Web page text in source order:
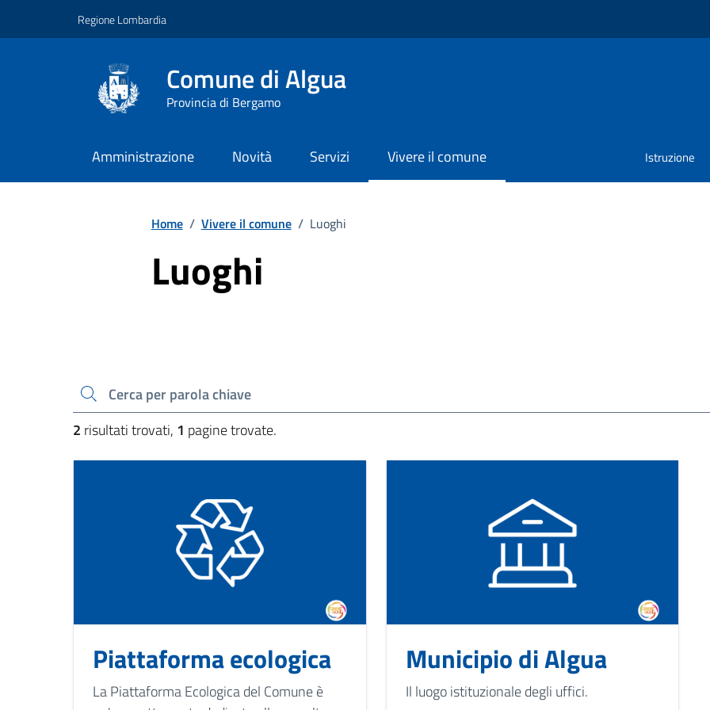
Regione Lombardia
Comune di Algua
Provincia di Bergamo
Amministrazione Novità Servizi Vivere il comune Istruzione
Home / Vivere il comune / Luoghi
Luoghi
Cerca una parola chiave
2 risultati trovati, 1 pagine trovate.
Piattaforma ecologica
La Piattaforma Ecologica del Comune è
Municipio di Algua
Il luogo istituzionale degli uffici.